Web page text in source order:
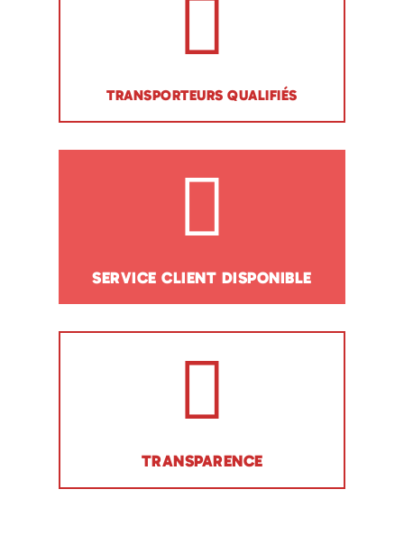
TRANSPORTEURS QUALIFIÉS
SERVICE CLIENT DISPONIBLE
TRANSPARENCE